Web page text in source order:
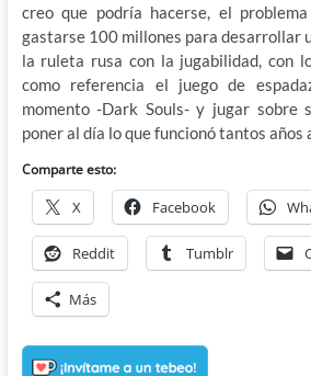
creo que podría hacerse, el
gastarse 100 millones para desarrollar
la ruleta rusa con la jugabilidad, con
como referencia el juego de
momento -Dark Souls- y jugar sobre
poner al día lo que funcionó tantos años
Comparte esto:
X Facebook
Reddit Tumblr
Más